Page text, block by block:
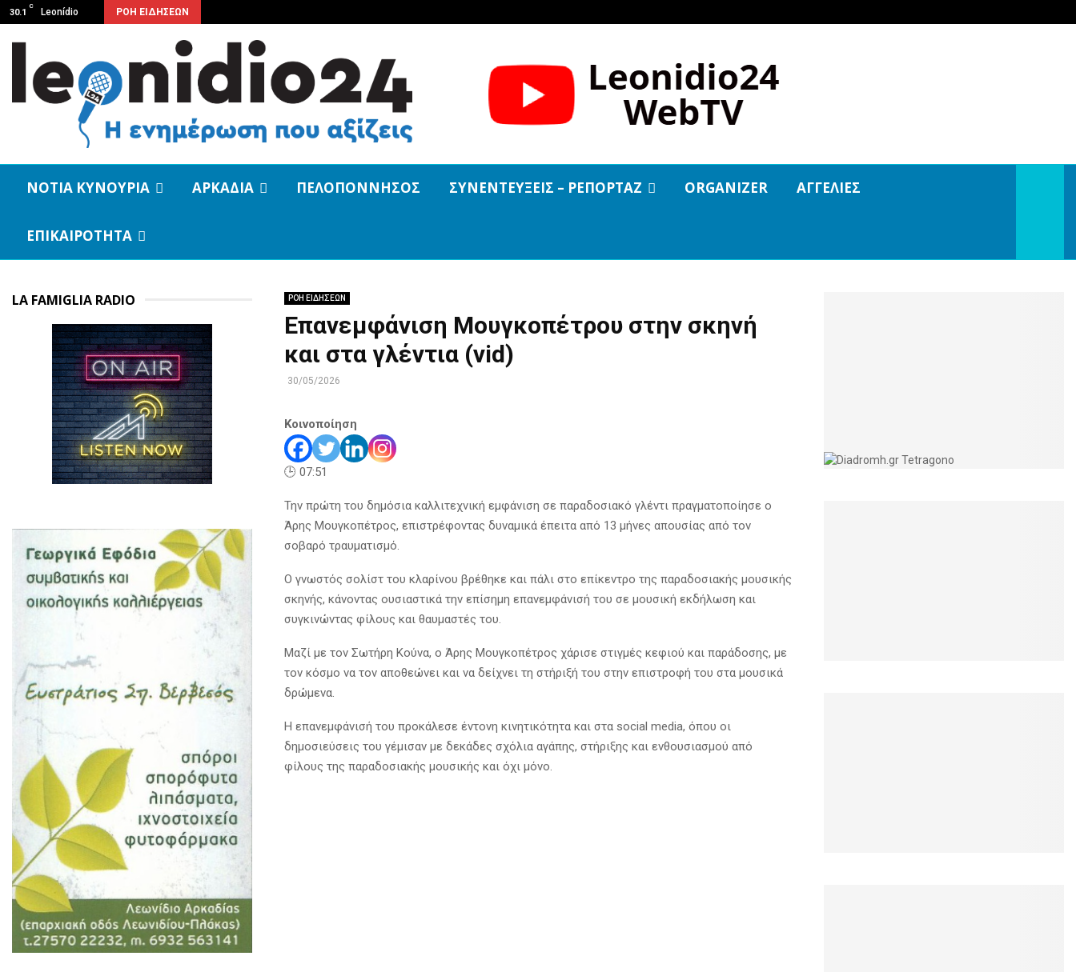
30.1
C
Leonídio ΡΟΗ ΕΙΔΗΣΕΩΝ
ΝΟΤΙΑ ΚΥΝΟΥΡΙΑ ΑΡΚΑΔΙΑ ΠΕΛΟΠΟΝΝΗΣΟΣ ΣΥΝΕΝΤΕΥΞΕΙΣ – ΡΕΠΟΡΤΑΖ ORGANIZER ΑΓΓΕΛΙΕΣ
ΕΠΙΚΑΙΡΟΤΗΤΑ
ΡΟΗ ΕΙΔΗΣΕΩΝ
Επανεμφάνιση Μουγκοπέτρου στην σκηνή
και στα γλέντια (vid)
30/05/2026
Κοινοποίηση
🕒 07:51
Την πρώτη του δημόσια καλλιτεχνική εμφάνιση σε παραδοσιακό γλέντι πραγματοποίησε ο
Άρης Μουγκοπέτρος, επιστρέφοντας δυναμικά έπειτα από 13 μήνες απουσίας από τον
σοβαρό τραυματισμό.
Ο γνωστός σολίστ του κλαρίνου βρέθηκε και πάλι στο επίκεντρο της παραδοσιακής μουσικής
σκηνής, κάνοντας ουσιαστικά την επίσημη επανεμφάνισή του σε μουσική εκδήλωση και
συγκινώντας φίλους και θαυμαστές του.
Μαζί με τον Σωτήρη Κούνα, ο Άρης Μουγκοπέτρος χάρισε στιγμές κεφιού και παράδοσης, με
τον κόσμο να τον αποθεώνει και να δείχνει τη στήριξή του στην επιστροφή του στα μουσικά
δρώμενα.
Η επανεμφάνισή του προκάλεσε έντονη κινητικότητα και στα social media, όπου οι
δημοσιεύσεις του γέμισαν με δεκάδες σχόλια αγάπης, στήριξης και ενθουσιασμού από
φίλους της παραδοσιακής μουσικής και όχι μόνο.
LA FAMIGLIA RADIO